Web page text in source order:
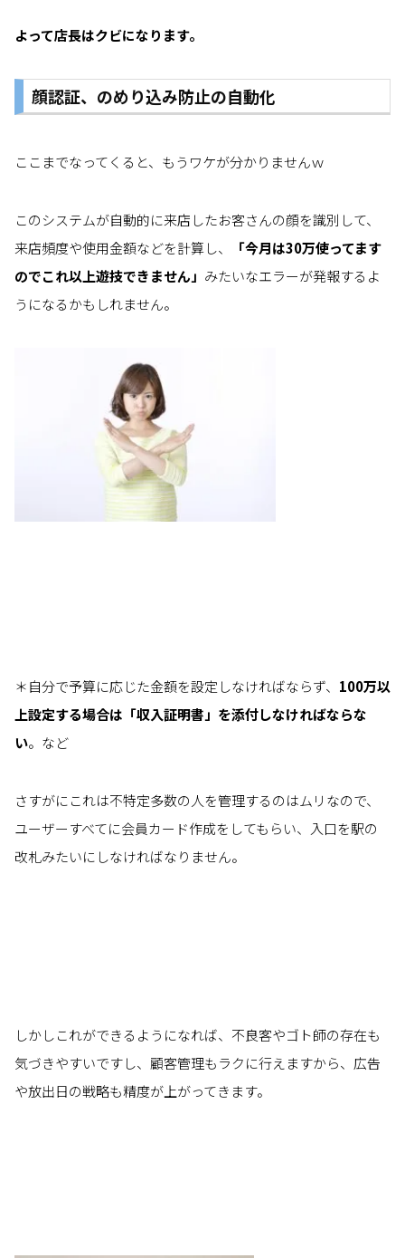
よって店長はクビになります。
顔認証、のめり込み防止の自動化
ここまでなってくると、もうワケが分かりませんｗ
このシステムが自動的に来店したお客さんの顔を識別して、
来店頻度や使用金額などを計算し、
「今月は30万使ってます
のでこれ以上遊技できません」 みたいなエラーが発報するよ
うになるかもしれません。
＊自分で予算に応じた金額を設定しなければならず、 100万以
上設定する場合は「収入証明書」を添付しなければならな
い。など
さすがにこれは不特定多数の人を管理するのはムリなので、
ユーザーすべてに会員カード作成をしてもらい、入口を駅の
改札みたいにしなければなりません。
しかしこれができるようになれば、不良客やゴト師の存在も
気づきやすいですし、顧客管理もラクに行えますから、広告
や放出日の戦略も精度が上がってきます。